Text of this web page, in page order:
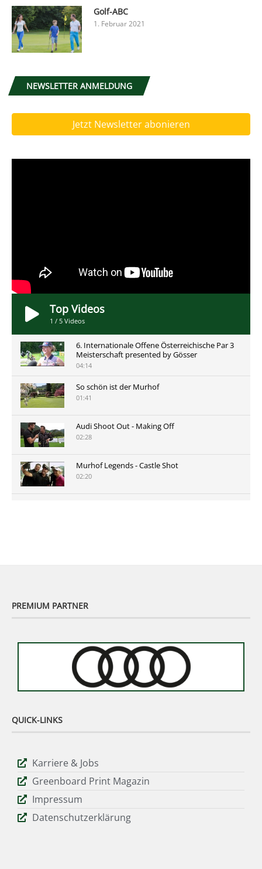
Golf-ABC
1. Februar 2021
NEWSLETTER ANMELDUNG
Jetzt Newsletter abonieren
Top Videos
1 / 5 Videos
6. Internationale Offene Österreichische Par 3
Meisterschaft presented by Gösser
04:14
So schön ist der Murhof
01:41
Audi Shoot Out - Making Off
02:28
Murhof Legends - Castle Shot
02:20
PREMIUM PARTNER
QUICK-LINKS
Karriere & Jobs
Greenboard Print Magazin
Impressum
Datenschutzerklärung